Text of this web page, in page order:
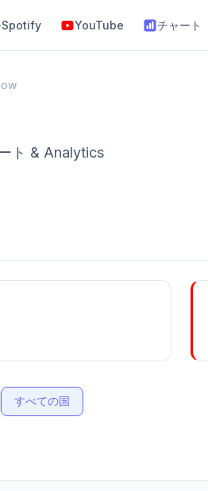
Spotify YouTube チャート
ト & Analytics
すべての国